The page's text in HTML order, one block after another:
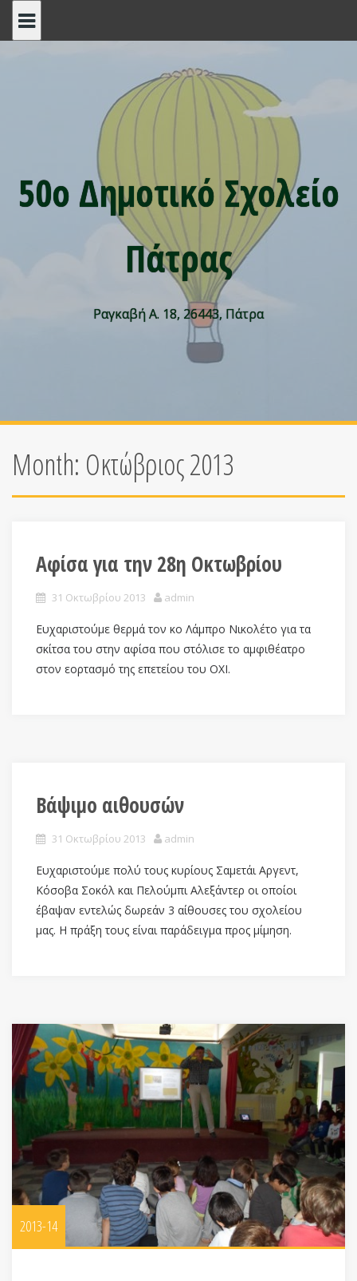
50ο Δημοτικό Σχολείο
Πάτρας
Ραγκαβή Α. 18, 26443, Πάτρα
Month: Οκτώβριος 2013
Αφίσα για την 28η Οκτωβρίου
31 Οκτωβρίου 2013 admin
Ευχαριστούμε θερμά τον κο Λάμπρο Νικολέτο για τα
σκίτσα του στην αφίσα που στόλισε το αμφιθέατρο
στον εορτασμό της επετείου του ΟΧΙ.
Βάψιμο αιθουσών
31 Οκτωβρίου 2013 admin
Ευχαριστούμε πολύ τους κυρίους Σαμετάι Αργεντ,
Κόσοβα Σοκόλ και Πελούμπι Αλεξάντερ οι οποίοι
έβαψαν εντελώς δωρεάν 3 αίθουσες του σχολείου
μας. Η πράξη τους είναι παράδειγμα προς μίμηση.
2013-14